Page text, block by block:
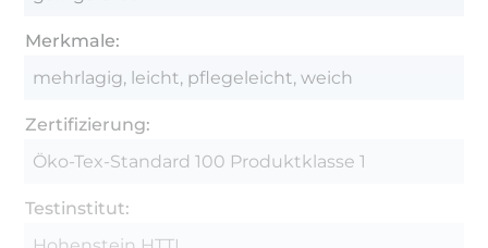
Merkmale:
mehrlagig, leicht, pflegeleicht, weich
Zertifizierung:
Öko-Tex-Standard 100 Produktklasse 1
Testinstitut: